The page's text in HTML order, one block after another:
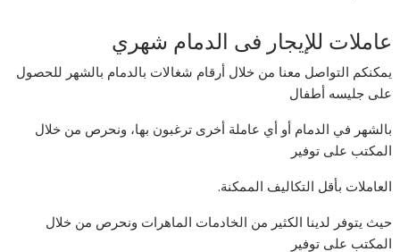
عاملات للإيجار فى الدمام شهري
يمكنكم التواصل معنا من خلال أرقام شغالات بالدمام بالشهر للحصول
على جليسه أطفال
بالشهر في الدمام أو أي عاملة أخرى ترغبون بها، ونحرص من خلال
المكتب على توفير
العاملات بأقل التكاليف الممكنة.
حيث يتوفر لدينا الكثير من الخادمات الماهرات ونحرص من خلال
المكتب على توفير